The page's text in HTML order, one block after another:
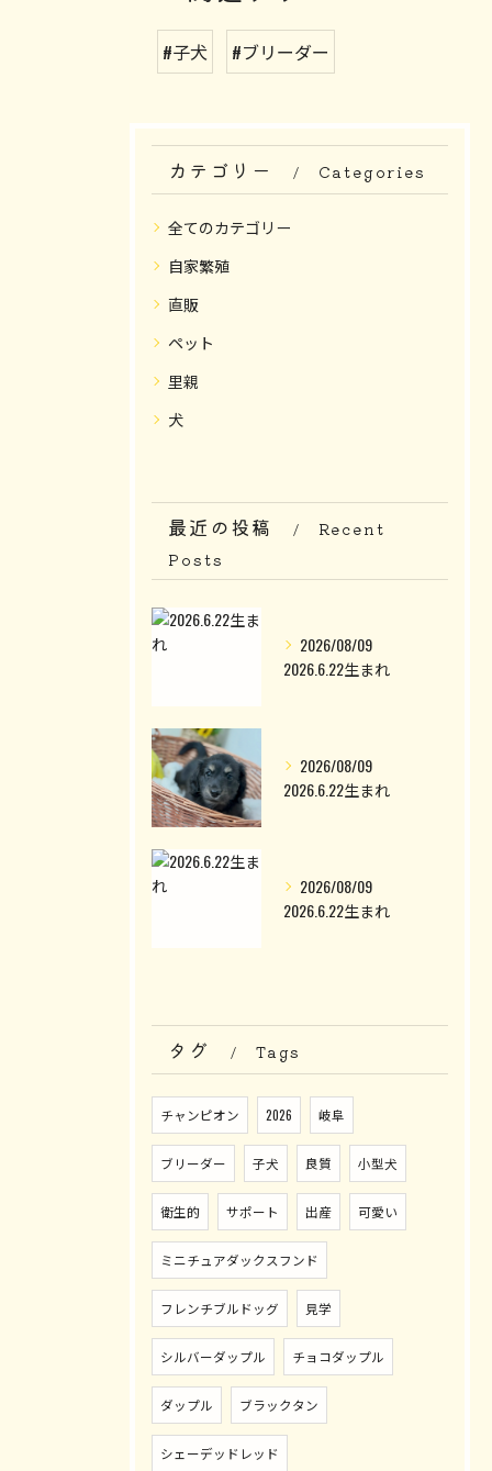
#子犬 #ブリーダー
カテゴリー Categories
全てのカテゴリー
自家繁殖
直販
ペット
里親
犬
最近の投稿
Recent
Posts
2026/08/09
2026.6.22生まれ
2026/08/09
2026.6.22生まれ
2026/08/09
2026.6.22生まれ
タグ Tags
チャンピオン 2026 岐阜
ブリーダー 子犬 良質 小型犬
衛生的 サポート 出産 可愛い
ミニチュアダックスフンド
フレンチブルドッグ 見学
シルバーダップル チョコダップル
ダップル ブラックタン
シェーデッドレッド